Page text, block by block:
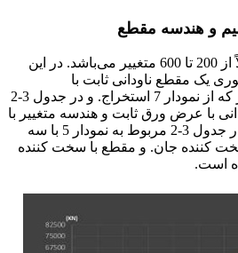
تنش‌های تسلیم رایج معمولاً از 200 تا 600 متغییر می‌باشد. در این
یک مقطع ناودانی ثابت با
خصوصیات مکانیکی متغییر که از نمودار 7 استخراج. و در جدول 3-2
با عرض ورق ثابت و هندسه متغییر با
خصوصیت مکانیکی ثابت. در جدول 3-2 مربوط به نمودار 5 با سه
کننده جان. و مقطع با سخت کننده
است.